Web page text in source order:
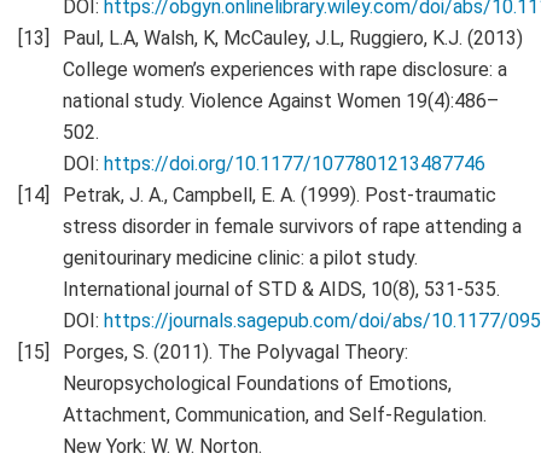
DOI: https://obgyn.onlinelibrary.wiley.com/doi/abs/
Paul, L.A, Walsh, K, McCauley, J.L, Ruggiero, K.J. (2013)
College women’s experiences with rape disclosure: a
national study. Violence Against Women 19(4):486–
502.
DOI: https://doi.org/10.1177/1077801213487746
Petrak, J. A., Campbell, E. A. (1999). Post-traumatic
stress disorder in female survivors of rape attending a
genitourinary medicine clinic: a pilot study.
International journal of STD & AIDS, 10(8), 531-535.
DOI: https://journals.sagepub.com/doi/abs/10.1177/
Porges, S. (2011). The Polyvagal Theory:
Neuropsychological Foundations of Emotions,
Attachment, Communication, and Self-Regulation.
New York: W. W. Norton.